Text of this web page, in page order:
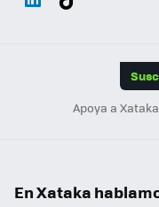
Apoya a
En Xataka